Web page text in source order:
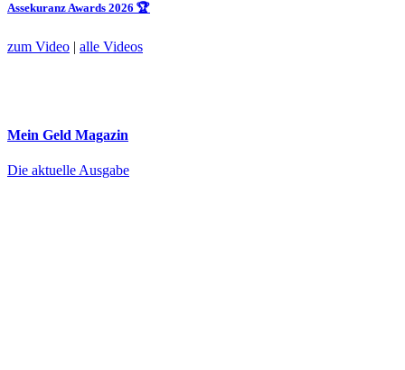
Assekuranz Awards 2026 🏆
zum Video | alle Videos
Mein Geld Magazin
Die aktuelle Ausgabe